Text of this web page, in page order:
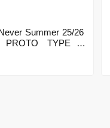
Summer 25/26
PROTO TYPE 3